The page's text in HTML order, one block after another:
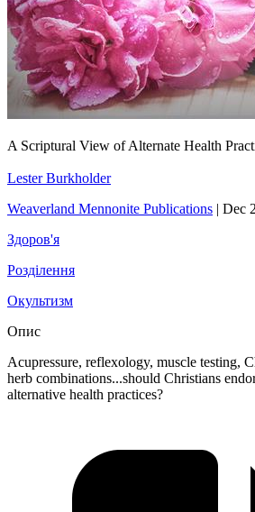
A Scriptural View of Alternate Health
Lester Burkholder
Weaverland Mennonite Publications | Dec
Здоров'я
Розділення
Окультизм
Опис
Acupressure, reflexology, muscle testing,
herb combinations...should Christians
alternative health practices?